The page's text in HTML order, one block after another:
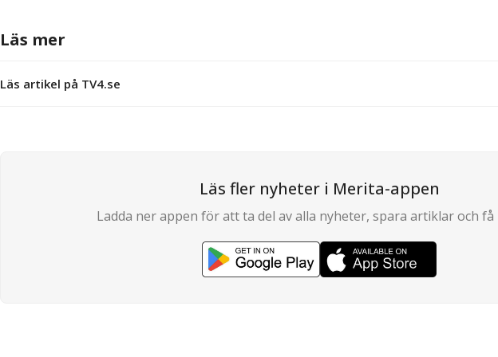
Läs mer
Läs artikel på TV4.se
Läs fler nyheter i Merita-appen
Ladda ner appen för att ta del av alla nyheter, spara artiklar och få